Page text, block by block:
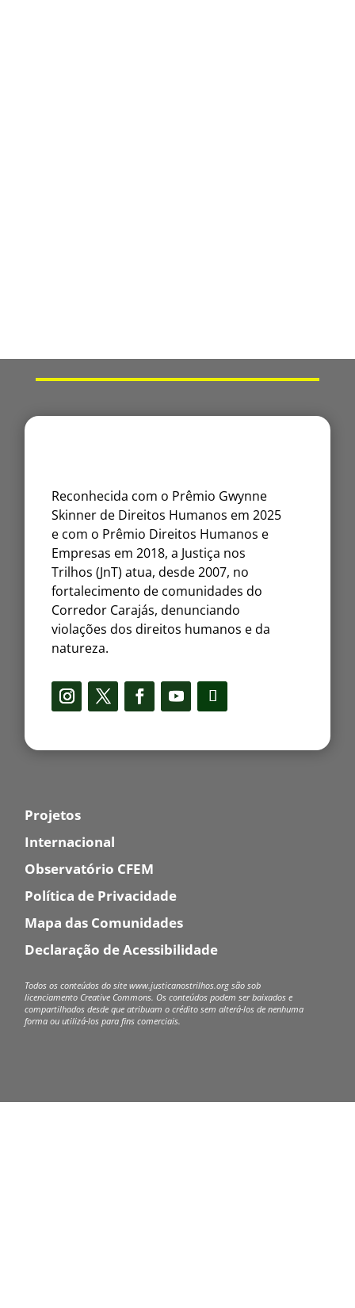
Reconhecida com o Prêmio Gwynne
Skinner de Direitos Humanos em 2025
e com o Prêmio Direitos Humanos e
Empresas em 2018, a Justiça nos
Trilhos (JnT) atua, desde 2007, no
fortalecimento de comunidades do
Corredor Carajás, denunciando
violações dos direitos humanos e da
natureza.
Projetos
Internacional
Observatório CFEM
Política de Privacidade
Mapa das Comunidades
Declaração de Acessibilidade
Todos os conteúdos do site www.justicanostrilhos.org são sob
licenciamento Creative Commons. Os conteúdos podem ser baixados e
compartilhados desde que atribuam o crédito sem alterá-los de nenhuma
forma ou utilizá-los para fins comerciais.